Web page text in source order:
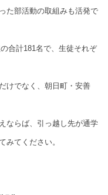
た部活動の取組みも活発で
合計181名で、生徒それぞ
けでなく、朝日町・安善
ならば、引っ越し先が通学
みてください。